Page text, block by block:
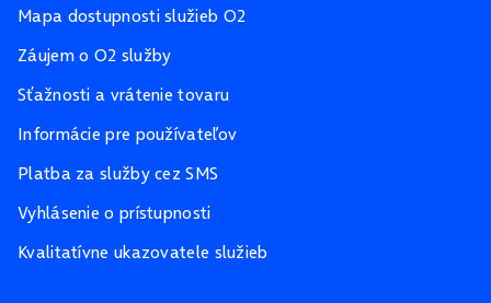
Mapa dostupnosti služieb O2
Záujem o O2 služby
Sťažnosti a vrátenie tovaru
Informácie pre používateľov
Platba za služby cez SMS
Vyhlásenie o prístupnosti
Kvalitatívne ukazovatele služieb